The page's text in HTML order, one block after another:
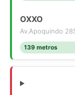
OXXO
Av.Apoquindo
139 metros